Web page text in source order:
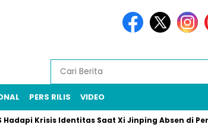
PERS RILIS VIDEO
Krisis Identitas Saat Xi Jinping Absen di